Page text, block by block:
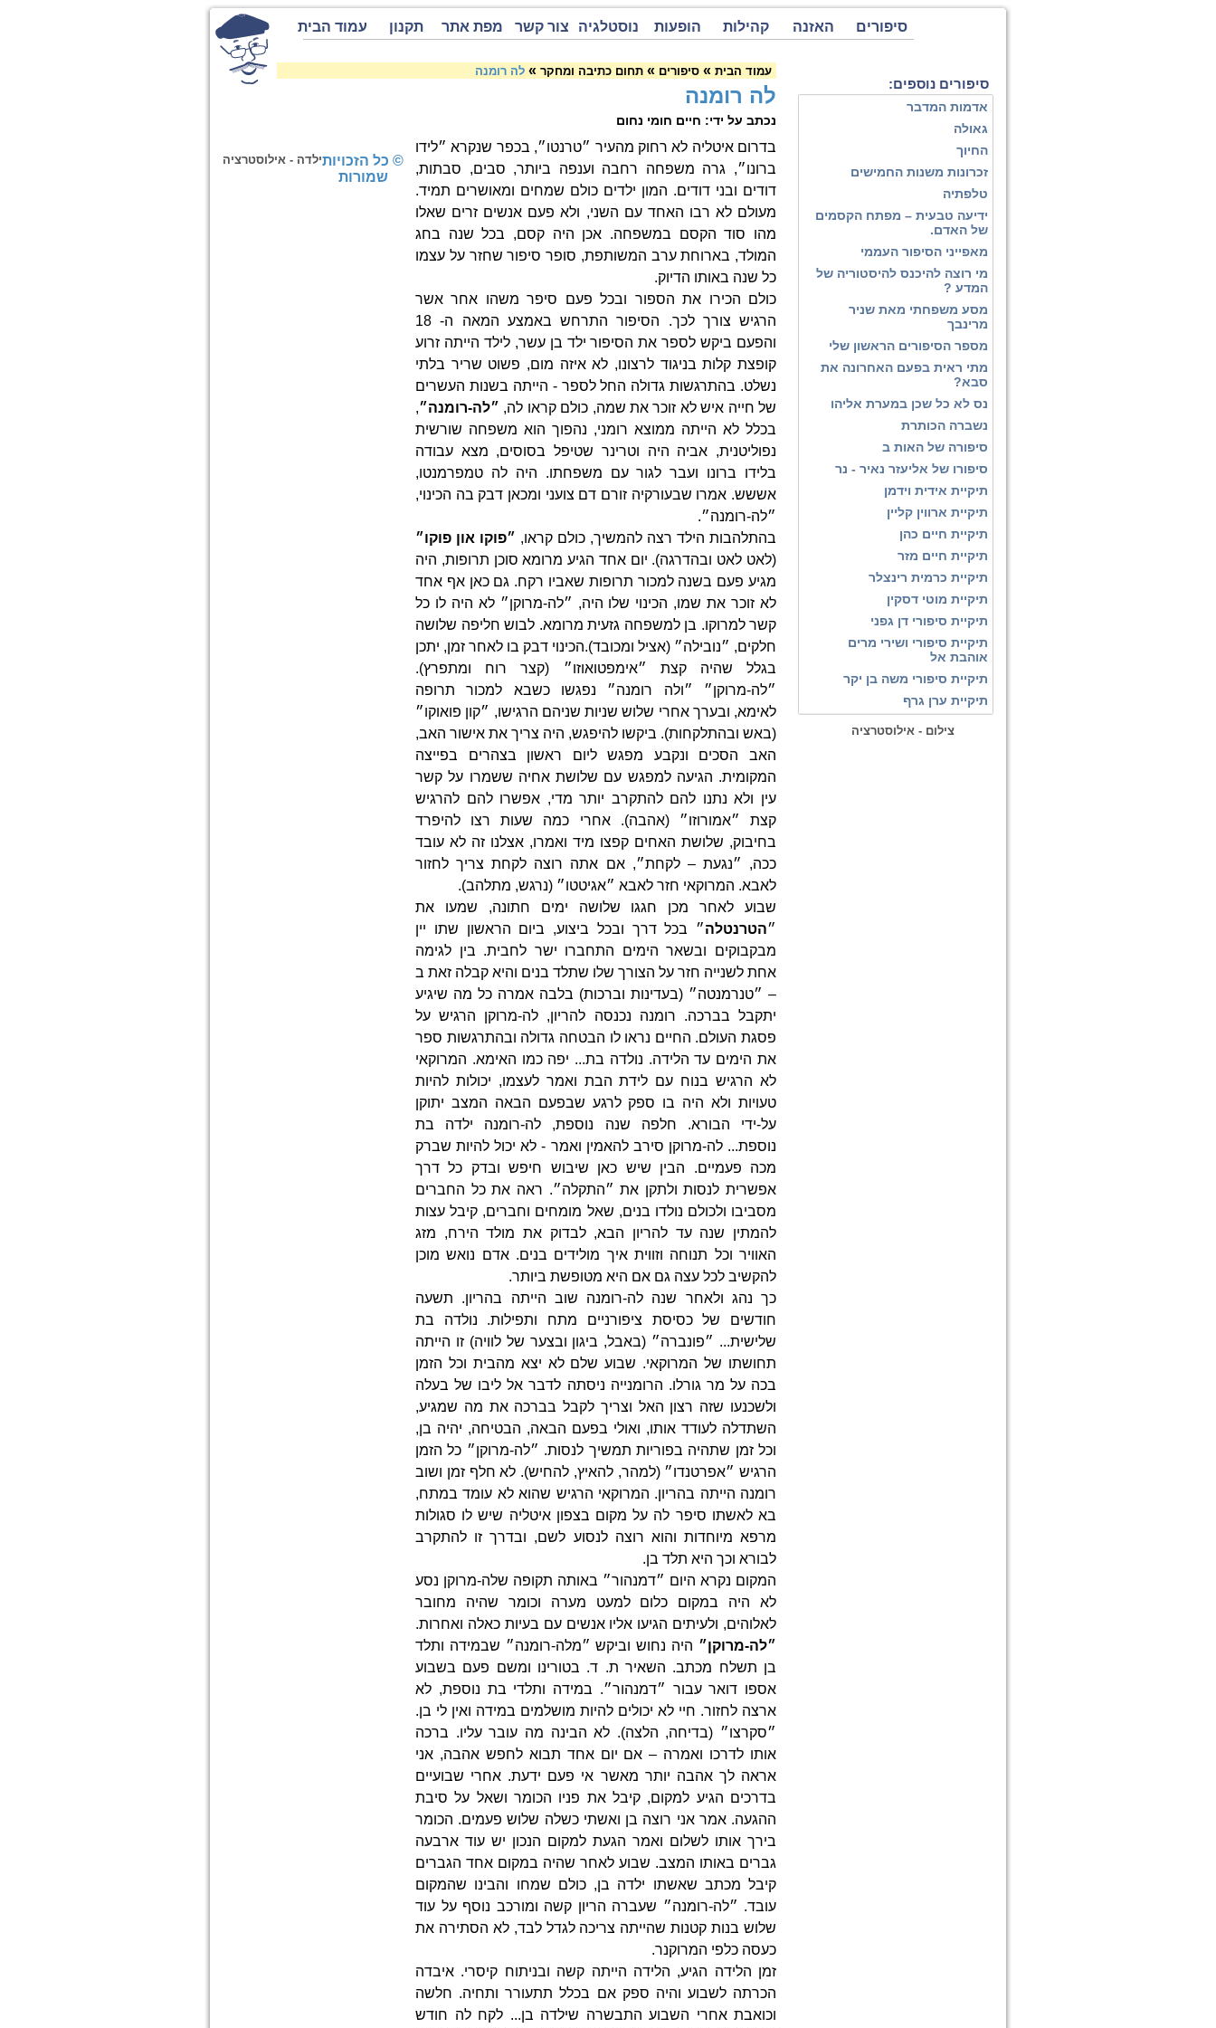
סיפורים האזנה קהילות הופעות נוסטלגיה צור קשר מפת אתר תקנון עמוד הבית
סיפורים נוספים:
אדמות המדבר
גאולה
החיוך
זכרונות משנות החמישים
טלפתיה
ידיעה טבעית – מפתח הקסמים
של האדם.
מאפייני הסיפור העממי
מי רוצה להיכנס להיסטוריה של
המדע ?
מסע משפחתי מאת שניר
מרינבך
מספר הסיפורים הראשון שלי
מתי ראית בפעם האחרונה את
סבא?
נס לא כל שכן במערת אליהו
נשברה הכותרת
סיפורה של האות ב
סיפורו של אליעזר נאיר - נר
תיקיית אידית וידמן
תיקיית ארווין קליין
תיקיית חיים כהן
תיקיית חיים מזר
תיקיית כרמית רינצלר
תיקיית מוטי דסקין
תיקיית סיפורי דן גפני
תיקיית סיפורי ושירי מרים
אוהבת אל
תיקיית סיפורי משה בן יקר
תיקיית ערן גרף
צילום - אילוסטרציה
עמוד הבית » סיפורים » תחום כתיבה ומחקר » לה רומנה
לה רומנה
נכתב על ידי: חיים חומי נחום
בדרום איטליה לא רחוק מהעיר ״טרנטו״, בכפר שנקרא ״לידו
ברונו״, גרה משפחה רחבה וענפה ביותר, סבים, סבתות,
דודים ובני דודים. המון ילדים כולם שמחים ומאושרים תמיד.
מעולם לא רבו האחד עם השני, ולא פעם אנשים זרים שאלו
מהו סוד הקסם במשפחה. אכן היה קסם, בכל שנה בחג
המולד, בארוחת ערב המשותפת, סופר סיפור שחזר על עצמו
כל שנה באותו הדיוק.
כולם הכירו את הספור ובכל פעם סיפר משהו אחר אשר
הרגיש צורך לכך. הסיפור התרחש באמצע המאה ה- 18
והפעם ביקש לספר את הסיפור ילד בן עשר, לילד הייתה זרוע
קופצת קלות בניגוד לרצונו, לא איזה מום, פשוט שריר בלתי
נשלט. בהתרגשות גדולה החל לספר - הייתה בשנות העשרים
של חייה איש לא זוכר את שמה, כולם קראו לה, ״לה-רומנה״,
בכלל לא הייתה ממוצא רומני, נהפוך הוא משפחה שורשית
נפוליטנית, אביה היה וטרינר שטיפל בסוסים, מצא עבודה
בלידו ברונו ועבר לגור עם משפחתו. היה לה טמפרמנטו,
אששש. אמרו שבעורקיה זורם דם צועני ומכאן דבק בה הכינוי,
״לה-רומנה״.
בהתלהבות הילד רצה להמשיך, כולם קראו, ״פוקו און פוקו״
(לאט לאט ובהדרגה). יום אחד הגיע מרומא סוכן תרופות, היה
מגיע פעם בשנה למכור תרופות שאביו רקח. גם כאן אף אחד
לא זוכר את שמו, הכינוי שלו היה, ״לה-מרוקן״ לא היה לו כל
קשר למרוקו. בן למשפחה גזעית מרומא. לבוש חליפה שלושה
חלקים, ״נובילה״ (אציל ומכובד).הכינוי דבק בו לאחר זמן, יתכן
בגלל שהיה קצת ״אימפטואוזו״ (קצר רוח ומתפרץ).
״לה-מרוקן״ ״ולה רומנה״ נפגשו כשבא למכור תרופה
לאימא, ובערך אחרי שלוש שניות שניהם הרגישו, ״קון פואוקו״
(באש ובהתלקחות). ביקשו להיפגש, היה צריך את אישור האב,
האב הסכים ונקבע מפגש ליום ראשון בצהרים בפייצה
המקומית. הגיעה למפגש עם שלושת אחיה ששמרו על קשר
עין ולא נתנו להם להתקרב יותר מדי, אפשרו להם להרגיש
קצת ״אמורוזו״ (אהבה). אחרי כמה שעות רצו להיפרד
בחיבוק, שלושת האחים קפצו מיד ואמרו, אצלנו זה לא עובד
ככה, ״נגעת – לקחת״, אם אתה רוצה לקחת צריך לחזור
לאבא. המרוקאי חזר לאבא ״אגיטטו״ (נרגש, מתלהב).
שבוע לאחר מכן חגגו שלושה ימים חתונה, שמעו את
״הטרנטלה״ בכל דרך ובכל ביצוע, ביום הראשון שתו יין
מבקבוקים ובשאר הימים התחברו ישר לחבית. בין לגימה
אחת לשנייה חזר על הצורך שלו שתלד בנים והיא קבלה זאת ב
– ״טנרמנטה״ (בעדינות וברכות) בלבה אמרה כל מה שיגיע
יתקבל בברכה. רומנה נכנסה להריון, לה-מרוקן הרגיש על
פסגת העולם. החיים נראו לו הבטחה גדולה ובהתרגשות ספר
את הימים עד הלידה. נולדה בת... יפה כמו האימא. המרוקאי
לא הרגיש בנוח עם לידת הבת ואמר לעצמו, יכולות להיות
טעויות ולא היה בו ספק לרגע שבפעם הבאה המצב יתוקן
על-ידי הבורא. חלפה שנה נוספת, לה-רומנה ילדה בת
נוספת... לה-מרוקן סירב להאמין ואמר - לא יכול להיות שברק
מכה פעמיים. הבין שיש כאן שיבוש חיפש ובדק כל דרך
אפשרית לנסות ולתקן את ״התקלה״. ראה את כל החברים
מסביבו ולכולם נולדו בנים, שאל מומחים וחברים, קיבל עצות
להמתין שנה עד להריון הבא, לבדוק את מולד הירח, מזג
האוויר וכל תנוחה וזווית איך מולידים בנים. אדם נואש מוכן
להקשיב לכל עצה גם אם היא מטופשת ביותר.
כך נהג ולאחר שנה לה-רומנה שוב הייתה בהריון. תשעה
חודשים של כסיסת ציפורניים מתח ותפילות. נולדה בת
שלישית... ״פונברה״ (באבל, ביגון ובצער של לוויה) זו הייתה
תחושתו של המרוקאי. שבוע שלם לא יצא מהבית וכל הזמן
בכה על מר גורלו. הרומנייה ניסתה לדבר אל ליבו של בעלה
ולשכנעו שזה רצון האל וצריך לקבל בברכה את מה שמגיע,
השתדלה לעודד אותו, ואולי בפעם הבאה, הבטיחה, יהיה בן,
וכל זמן שתהיה בפוריות תמשיך לנסות. ״לה-מרוקן״ כל הזמן
הרגיש ״אפרטנדו״ (למהר, להאיץ, להחיש). לא חלף זמן ושוב
רומנה הייתה בהריון. המרוקאי הרגיש שהוא לא עומד במתח,
בא לאשתו סיפר לה על מקום בצפון איטליה שיש לו סגולות
מרפא מיוחדות והוא רוצה לנסוע לשם, ובדרך זו להתקרב
לבורא וכך היא תלד בן.
המקום נקרא היום ״דמנהור״ באותה תקופה שלה-מרוקן נסע
לא היה במקום כלום למעט מערה וכומר שהיה מחובר
לאלוהים, ולעיתים הגיעו אליו אנשים עם בעיות כאלה ואחרות.
״לה-מרוקן״ היה נחוש וביקש ״מלה-רומנה״ שבמידה ותלד
בן תשלח מכתב. השאיר ת. ד. בטורינו ומשם פעם בשבוע
אספו דואר עבור ״דמנהור״. במידה ותלדי בת נוספת, לא
ארצה לחזור. חיי לא יכולים להיות מושלמים במידה ואין לי בן.
״סקרצו״ (בדיחה, הלצה). לא הבינה מה עובר עליו. ברכה
אותו לדרכו ואמרה – אם יום אחד תבוא לחפש אהבה, אני
אראה לך אהבה יותר מאשר אי פעם ידעת. אחרי שבועיים
בדרכים הגיע למקום, קיבל את פניו הכומר ושאל על סיבת
ההגעה. אמר אני רוצה בן ואשתי כשלה שלוש פעמים. הכומר
בירך אותו לשלום ואמר הגעת למקום הנכון יש עוד ארבעה
גברים באותו המצב. שבוע לאחר שהיה במקום אחד הגברים
קיבל מכתב שאשתו ילדה בן, כולם שמחו והבינו שהמקום
עובד. ״לה-רומנה״ שעברה הריון קשה ומורכב נוסף על עוד
שלוש בנות קטנות שהייתה צריכה לגדל לבד, לא הסתירה את
כעסה כלפי המרוקנר.
זמן הלידה הגיע, הלידה הייתה קשה ובניתוח קיסרי. איבדה
הכרתה לשבוע והיה ספק אם בכלל תתעורר ותחיה. חלשה
וכואבת אחרי השבוע התבשרה שילדה בן... לקח לה חודש
ילדה - אילוסטרציה© כל הזכויות
שמורות